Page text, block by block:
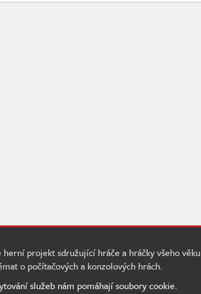
herní projekt sdružující hráče a hráčky všeho věku
o počítačových a konzolových hrách.
služeb nám pomáhají soubory cookie.